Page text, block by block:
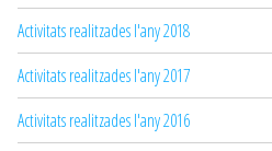
Activitats realitzades l'any 2018
Activitats realitzades l'any 2017
Activitats realitzades l'any 2016